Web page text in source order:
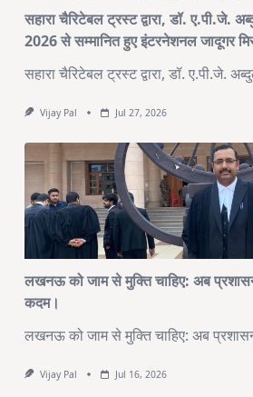
सहारा चैरिटेबल ट्रस्ट द्वारा, डॉ. ए.पी.जे.
2026 से सम्मानित हुए इंटरनेशनल जादूगर
सहारा चैरिटेबल ट्रस्ट द्वारा, डॉ. ए.पी.जे.
Vijay Pal Jul 27, 2026
लखनऊ को जाम से मुक्ति चाहिए: अब
कदम।
लखनऊ को जाम से मुक्ति चाहिए: अब
Vijay Pal Jul 16, 2026